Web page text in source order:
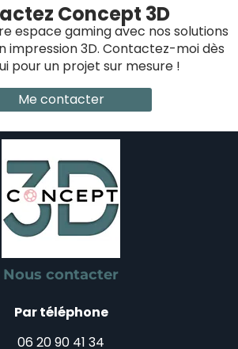
Concept 3D
espace gaming avec nos solutions
impression 3D. Contactez-moi dès
pour un projet sur mesure !
Me contacter
Nous contacter
Par téléphone
06 20 90 41 34